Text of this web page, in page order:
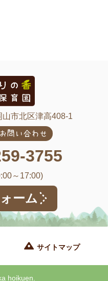
市北区津高408-1
問い合わせ
3755
～17:00)
ーム
サイトマップ
hoikuen.